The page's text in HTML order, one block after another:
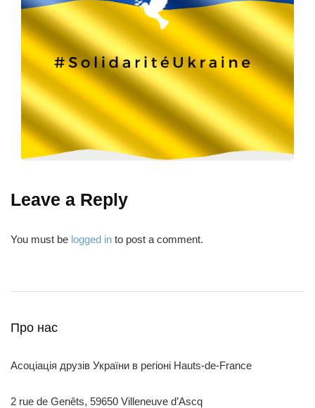
Leave a Reply
You must be logged in to post a comment.
Про нас
Асоціація друзів України в регіоні Hauts-de-France
2 rue de Genêts, 59650 Villeneuve d’Ascq